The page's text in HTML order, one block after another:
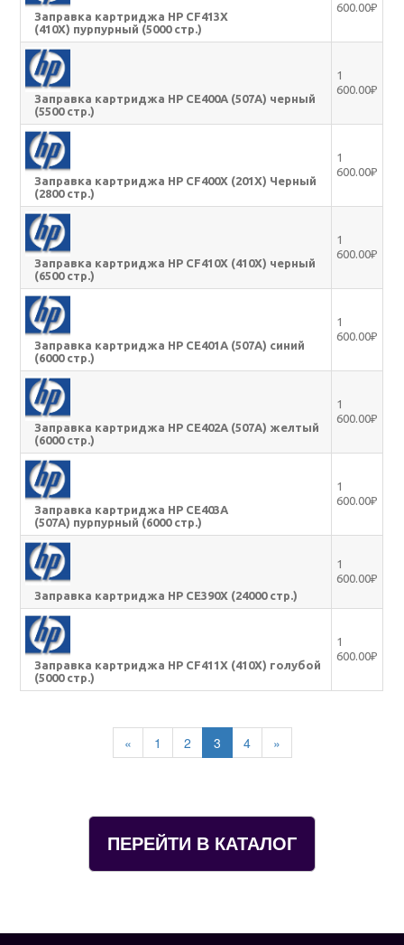
Заправка картриджа HP CF413X
(410X) пурпурный (5000 стр.)
600.00₽
Заправка картриджа HP CE400A (507A) черный
(5500 стр.)
1
600.00₽
Заправка картриджа HP CF400X (201X) Черный
(2800 стр.)
1
600.00₽
Заправка картриджа HP CF410X (410X) черный
(6500 стр.)
1
600.00₽
Заправка картриджа HP CE401A (507A) синий
(6000 стр.)
1
600.00₽
Заправка картриджа HP CE402A (507A) желтый
(6000 стр.)
1
600.00₽
Заправка картриджа HP CE403A
(507A) пурпурный (6000 стр.)
1
600.00₽
Заправка картриджа HP CE390X (24000 стр.)
1
600.00₽
Заправка картриджа HP CF411X (410X) голубой
(5000 стр.)
1
600.00₽
« 1 2 3 4 »
ПЕРЕЙТИ В КАТАЛОГ